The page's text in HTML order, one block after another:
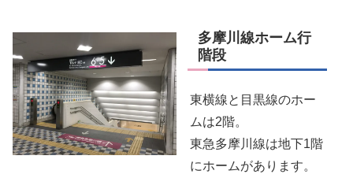
多摩川線ホーム行
階段
東横線と目黒線のホー
ムは2階。
東急多摩川線は地下1階
にホームがあります。